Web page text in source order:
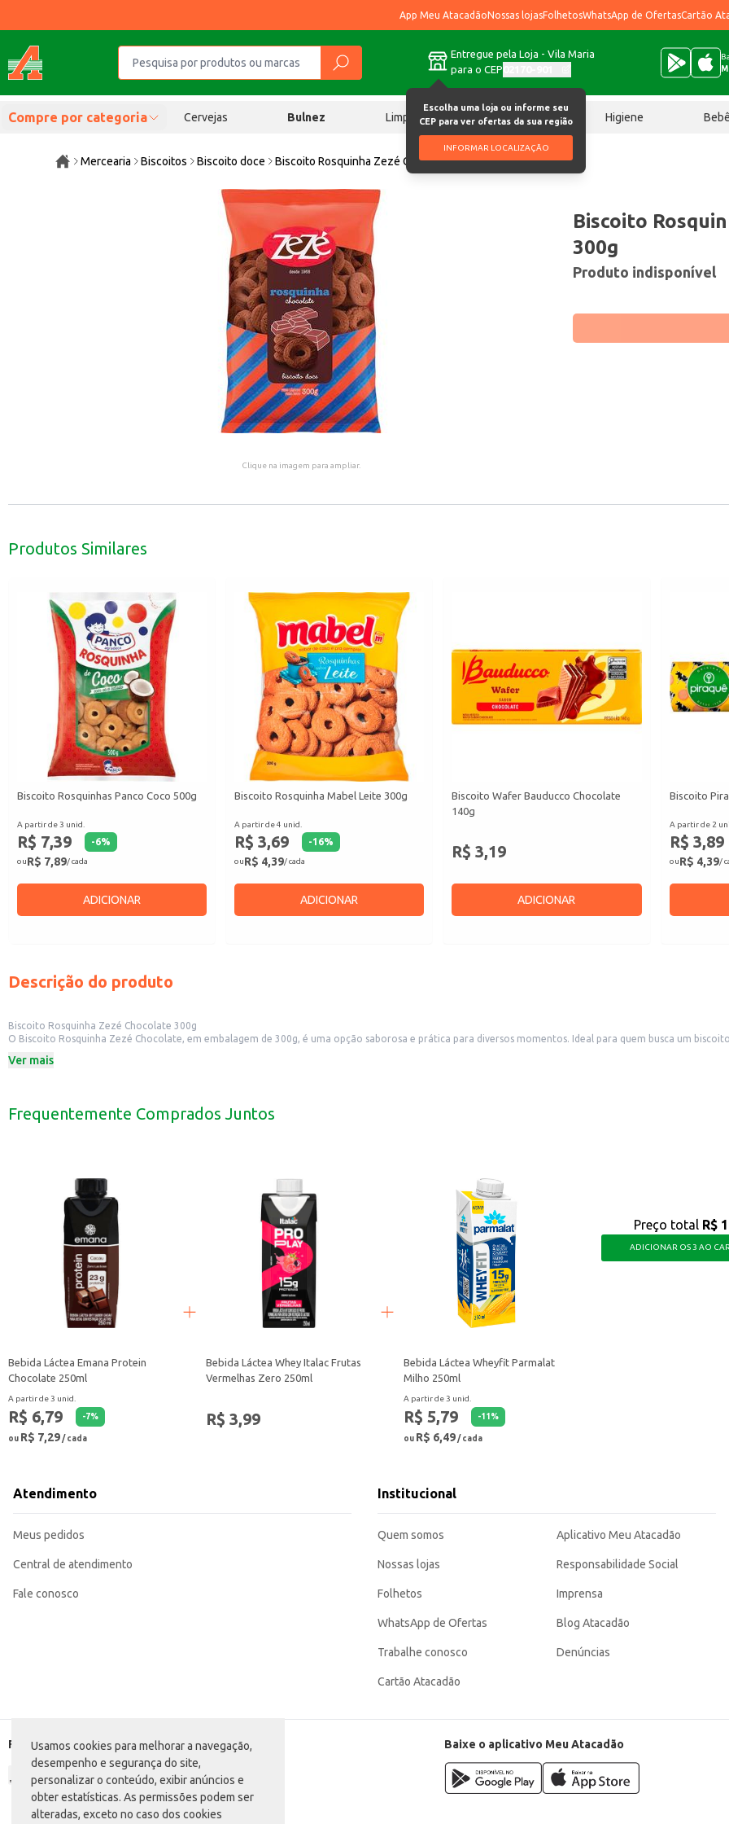
Usamos cookies para melhorar a navegação,
desempenho e segurança do site,
personalizar o conteúdo, exibir anúncios e
obter estatísticas. As permissões podem ser
alteradas, exceto no caso dos cookies
App Meu AtacadãoNossas lojasFolhetosWhatsApp de OfertasCartão
Entregue pela Loja - Vila Maria
para o CEP
Escolha uma loja ou informe seu
CEP para ver ofertas da sua região
INFORMAR LOCALIZAÇÃO
Compre por categoria Cervejas Bulnez Limpeza Chocolates Higiene
Mercearia Biscoitos Biscoito doce Biscoito Rosquinha Zezé Chocolate 300g
Clique na imagem para ampliar.
Biscoito
300g
Produto indisponível
Produtos Similares
Biscoito Rosquinhas Panco Coco 500g
A partir de 3 unid.
R$ 7,39 -6%
ouR$ 7,89/ cada
ADICIONAR
Biscoito Rosquinha Mabel Leite 300g
A partir de 4 unid.
R$ 3,69 -16%
ouR$ 4,39/ cada
ADICIONAR
Biscoito Wafer Bauducco Chocolate
140g
R$ 3,19
ADICIONAR
Biscoito
A partir de 2
R$ 3,89
ouR$ 4,39/
Descrição do produto
Biscoito Rosquinha Zezé Chocolate 300g
O Biscoito Rosquinha Zezé Chocolate, em embalagem de 300g, é uma opção saborosa e prática para diversos momentos. Ideal para quem busca um
Dicas de Uso:
O Biscoito Rosquinha Zezé Chocolate é uma escolha que combina sabor e praticidade, atendendo às necessidades de quem busca um produto versátil e
Ver mais
Frequentemente Comprados Juntos
Bebida Láctea Emana Protein
Chocolate 250ml
A partir de 3 unid.
R$ 6,79 -7%
ou R$ 7,29/ cada
Bebida Láctea Whey Italac Frutas
Vermelhas Zero 250ml
R$ 3,99
Bebida Láctea Wheyfit Parmalat
Milho 250ml
A partir de 3 unid.
R$ 5,79 -11 %
ou R$ 6,49/ cada
Preço total R$
ADICIONAR OS 3 AO
Atendimento
Meus pedidos
Central de atendimento
Fale conosco
Institucional
Quem somos
Nossas lojas
Folhetos
WhatsApp de Ofertas
Trabalhe conosco
Cartão Atacadão
Aplicativo Meu Atacadão
Responsabilidade Social
Imprensa
Blog Atacadão
Denúncias
Formas de pagamento Baixe o aplicativo Meu Atacadão